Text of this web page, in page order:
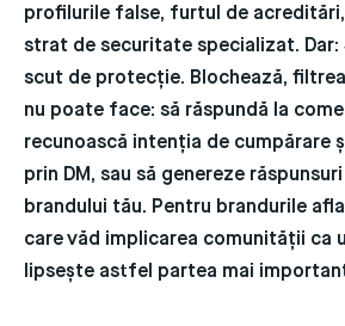
profilurile false, furtul de
strat de securitate specializat. Dar:
scut de protecție. Blochează,
nu poate face: să răspundă la
recunoască intenția de cumpărare
prin DM, sau să genereze
brandului tău. Pentru brandurile
care văd implicarea comunității ca
lipsește astfel partea mai